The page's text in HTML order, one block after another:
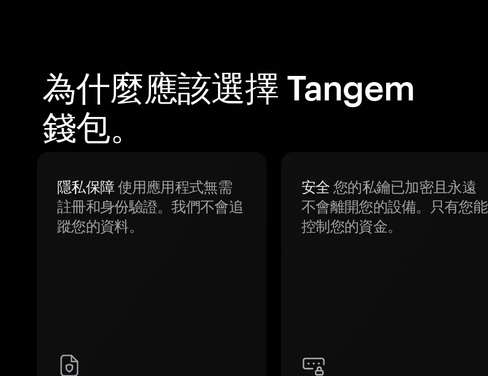
為什麼應該選擇 Tangem
錢包。
隱私保障使用應用程式無需
註冊和身份驗證。我們不會追
蹤您的資料。
安全 您的私鑰已加密且永遠
不會離開您的設備。只有您能
控制您的資金。